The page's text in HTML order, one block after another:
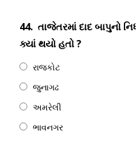
44. તાજેતરમાં દાદ બાપુનો
ક્યાં થયો હતો ?
રાજકોટ
જુનાગઢ
અમરેલી
ભાવનગર